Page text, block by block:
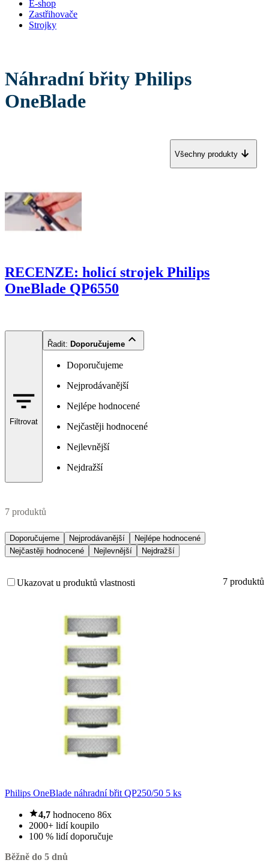
E-shop
Zastřihovače
Strojky
Náhradní břity Philips
OneBlade
Všechny produkty
RECENZE: holicí strojek Philips
OneBlade QP6550
Filtrovat
Řadit: Doporučujeme
Doporučujeme
Nejprodávanější
Nejlépe hodnocené
Nejčastěji hodnocené
Nejlevnější
Nejdražší
7 produktů
Doporučujeme Nejprodávanější
Nejlépe hodnocené
Nejčastěji hodnocené
Nejlevnější Nejdražší
Ukazovat u produktů vlastnosti 7 produktů
Philips OneBlade náhradní břit QP250/50 5 ks
4,7 hodnoceno 86x
2000+ lidí koupilo
100 % lidí doporučuje
Běžně do 5 dnů